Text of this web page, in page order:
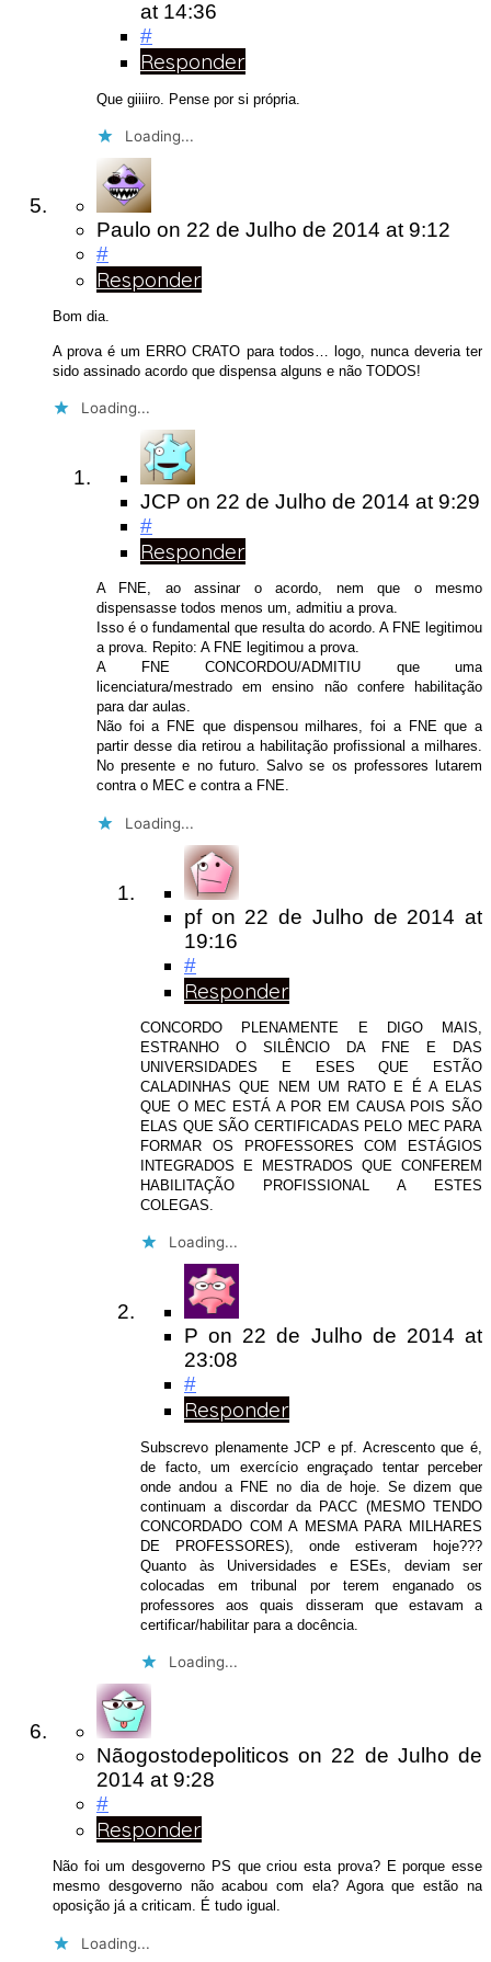
at 14:36
#
Responder
Que giiiiro. Pense por si própria.
Loading...
Paulo on 22 de Julho de 2014 at 9:12
#
Responder
Bom dia.
A prova é um ERRO CRATO para todos… logo, nunca deveria ter
sido assinado acordo que dispensa alguns e não TODOS!
Loading...
JCP on 22 de Julho de 2014 at 9:29
#
Responder
A FNE, ao assinar o acordo, nem que o mesmo
dispensasse todos menos um, admitiu a prova.
Isso é o fundamental que resulta do acordo. A FNE legitimou
a prova. Repito: A FNE legitimou a prova.
A FNE CONCORDOU/ADMITIU que uma
licenciatura/mestrado em ensino não confere habilitação
para dar aulas.
Não foi a FNE que dispensou milhares, foi a FNE que a
partir desse dia retirou a habilitação profissional a milhares.
No presente e no futuro. Salvo se os professores lutarem
contra o MEC e contra a FNE.
Loading...
pfon 22 de Julho de 2014at
19:16
#
Responder
CONCORDO PLENAMENTE E DIGO MAIS,
ESTRANHO O SILÊNCIO DA FNE E DAS
UNIVERSIDADES E ESES QUE ESTÃO
CALADINHAS QUE NEM UM RATO E É A ELAS
QUE O MEC ESTÁ A POR EM CAUSA POIS SÃO
ELAS QUE SÃO CERTIFICADAS PELO MEC PARA
FORMAR OS PROFESSORES COM ESTÁGIOS
INTEGRADOS E MESTRADOS QUE CONFEREM
HABILITAÇÃO PROFISSIONAL A ESTES
COLEGAS.
Loading...
P on 22 de Julho de 2014at
23:08
#
Responder
Subscrevo plenamente JCP e pf. Acrescento que é,
de facto, um exercício engraçado tentar perceber
onde andou a FNE no dia de hoje. Se dizem que
continuam a discordar da PACC (MESMO TENDO
CONCORDADO COM A MESMA PARA MILHARES
DE PROFESSORES), onde estiveram hoje???
Quanto às Universidades e ESEs, deviam ser
colocadas em tribunal por terem enganado os
professores aos quais disseram que estavam a
certificar/habilitar para a docência.
Loading...
Nãogostodepoliticos on 22 de Julho de
2014 at 9:28
#
Responder
Não foi um desgoverno PS que criou esta prova? E porque esse
mesmo desgoverno não acabou com ela? Agora que estão na
oposição já a criticam. É tudo igual.
Loading...